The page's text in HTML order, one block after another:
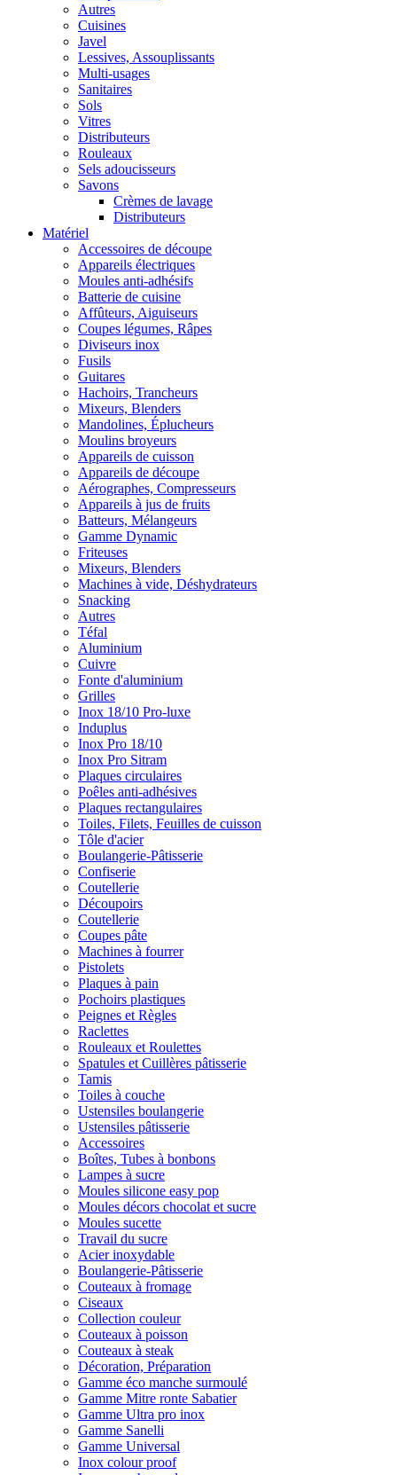
Autres
Cuisines
Javel
Lessives, Assouplissants
Multi-usages
Sanitaires
Sols
Vitres
Distributeurs
Rouleaux
Sels adoucisseurs
Savons
Crèmes de lavage
Distributeurs
Matériel
Accessoires de découpe
Appareils électriques
Moules anti-adhésifs
Batterie de cuisine
Affûteurs, Aiguiseurs
Coupes légumes, Râpes
Diviseurs inox
Fusils
Guitares
Hachoirs, Trancheurs
Mixeurs, Blenders
Mandolines, Éplucheurs
Moulins broyeurs
Appareils de cuisson
Appareils de découpe
Aérographes, Compresseurs
Appareils à jus de fruits
Batteurs, Mélangeurs
Gamme Dynamic
Friteuses
Mixeurs, Blenders
Machines à vide, Déshydrateurs
Snacking
Autres
Téfal
Aluminium
Cuivre
Fonte d'aluminium
Grilles
Inox 18/10 Pro-luxe
Induplus
Inox Pro 18/10
Inox Pro Sitram
Plaques circulaires
Poêles anti-adhésives
Plaques rectangulaires
Toiles, Filets, Feuilles de cuisson
Tôle d'acier
Boulangerie-Pâtisserie
Confiserie
Coutellerie
Découpoirs
Coutellerie
Coupes pâte
Machines à fourrer
Pistolets
Plaques à pain
Pochoirs plastiques
Peignes et Règles
Raclettes
Rouleaux et Roulettes
Spatules et Cuillères pâtisserie
Tamis
Toiles à couche
Ustensiles boulangerie
Ustensiles pâtisserie
Accessoires
Boîtes, Tubes à bonbons
Lampes à sucre
Moules silicone easy pop
Moules décors chocolat et sucre
Moules sucette
Travail du sucre
Acier inoxydable
Boulangerie-Pâtisserie
Couteaux à fromage
Ciseaux
Collection couleur
Couteaux à poisson
Couteaux à steak
Décoration, Préparation
Gamme éco manche surmoulé
Gamme Mitre ronte Sabatier
Gamme Ultra pro inox
Gamme Sanelli
Gamme Universal
Inox colour proof